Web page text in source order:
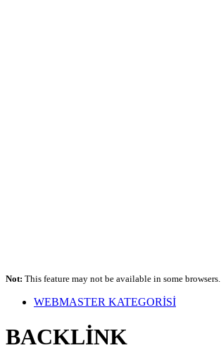
Not: This feature may not be available in some browsers.
WEBMASTER KATEGORİSİ
BACKLİNK